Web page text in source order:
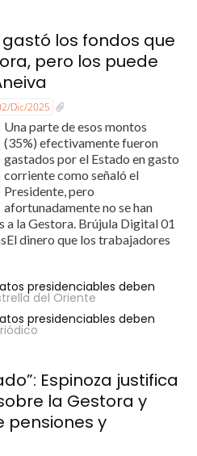
gastó los fondos que
pero los puede
Dic/2025
Una parte de esos montos
(35%) efectivamente fueron
gastados por el Estado en gasto
corriente como señaló el
Presidente, pero
afortunadamente no se han
la Gestora. Brújula Digital 01
dinero que los trabajadores
presidenciables deben
del Oriente
presidenciables deben
Espinoza justifica
la Gestora y
pensiones y